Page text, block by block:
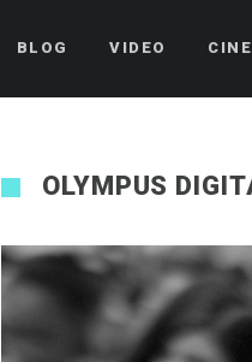
BLOG VIDEO
OLYMPUS